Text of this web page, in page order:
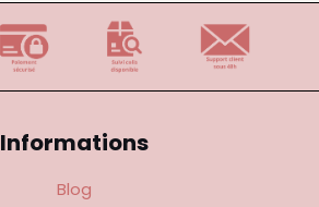
Informations
Blog